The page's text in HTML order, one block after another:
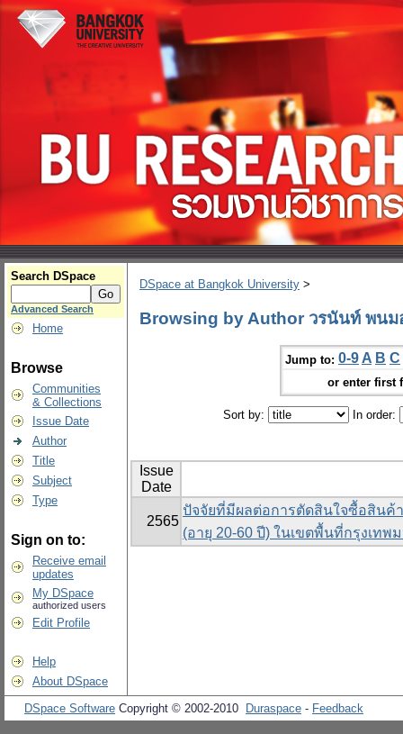
Search DSpace
Advanced Search
Home
Browse
Communities
& Collections
Issue Date
Author
Title
Subject
Type
Sign on to:
Receive email
updates
My DSpace
authorized users
Edit Profile
Help
About DSpace
DSpace at Bangkok University >
Browsing by Author วรนันท์ พนม
Jump to: 0-9 A B C
or enter first
Sort by: In order:
Issue
Date
2565
ปัจจัยที่มีผลต่อการตัดสินใจซื้อสินค้
(อายุ 20-60 ปี) ในเขตพื้นที่กรุงเทพ
DSpace Software Copyright © 2002-2010 Duraspace - Feedback